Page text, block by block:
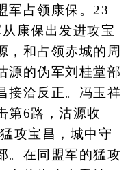
军占领康保。23
康保出发进攻宝
，和占领赤城的周
源的伪军刘桂堂部
接洽反正。冯玉祥
第6路，沽源收
攻宝昌，城中守
。在同盟军的猛攻